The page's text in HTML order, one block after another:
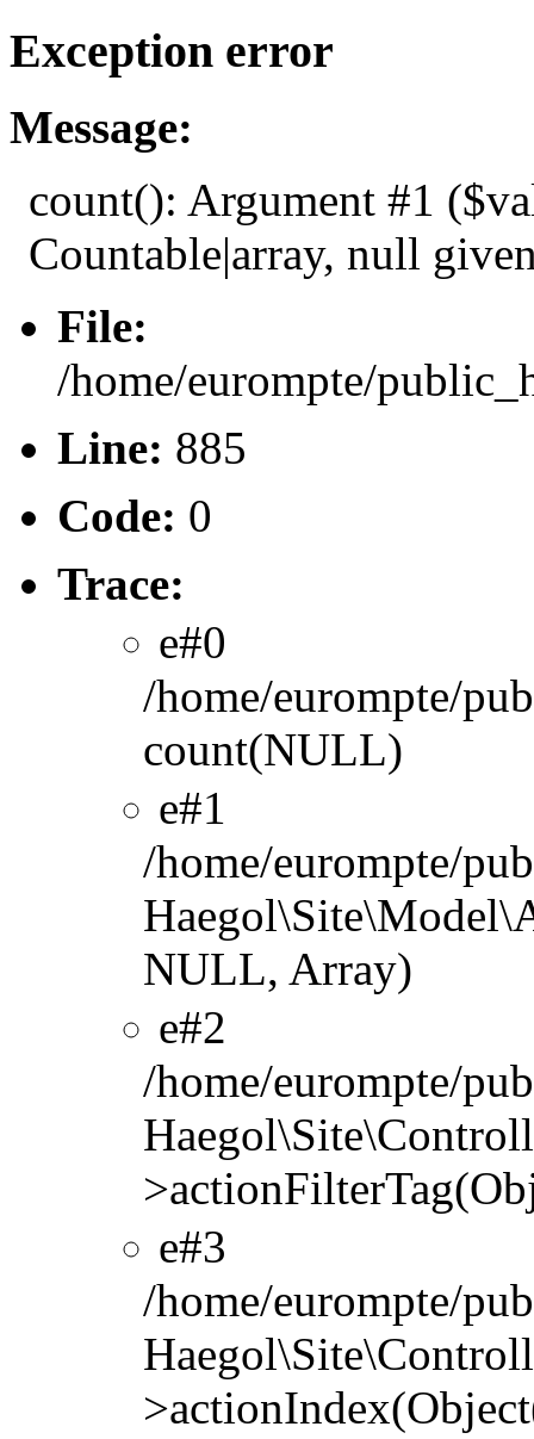
Exception error
Message:
count(): Argument #1
Countable|array, null
File:
/home/eurompte/
Line: 885
Code: 0
Trace:
#0
/home/eurompte/
count(NULL)
#1
/home/eurompte/
NULL, Array)
#2
/home/eurompte/
#3
/home/eurompte/